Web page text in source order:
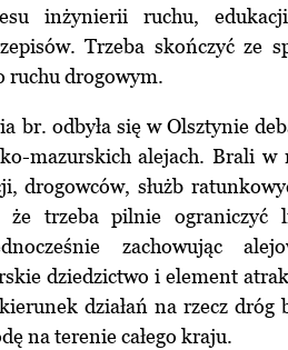
inżynierii ruchu,
Trzeba skończyć ze
ruchu drogowym.
br. odbyła się w Olsztynie
mazurskich alejach. Brali w
drogowców, służb
trzeba pilnie ograniczyć
zachowując
dziedzictwo i element
działań na rzecz
na terenie całego kraju.